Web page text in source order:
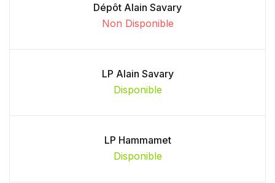
Dépôt Alain Savary
Non Disponible
LP Alain Savary
Disponible
LP Hammamet
Disponible